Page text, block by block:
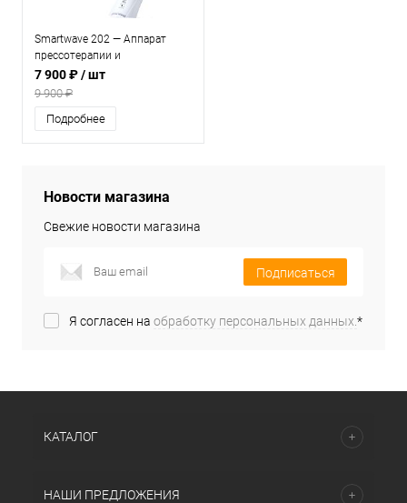
Smartwave 202 — Аппарат
прессотерапии и
лимфодренажа
7 900 ₽/ шт
9 900 ₽
Подробнее
Новости магазина
Свежие новости магазина
Подписаться
Я согласен на обработку персональных данных.*
КАТАЛОГ
НАШИ ПРЕДЛОЖЕНИЯ